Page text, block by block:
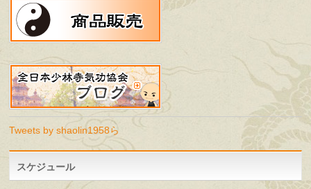
Tweets by shaolin1958ら
スケジュール